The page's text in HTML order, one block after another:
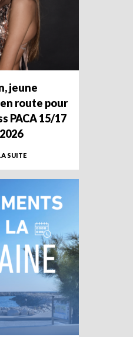
jeune
route pour
PACA 15/17
SUITE